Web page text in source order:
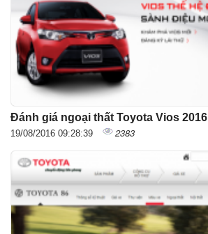
Đánh giá ngoại thất Toyota Vios 2016
19/08/2016 09:28:39 2383